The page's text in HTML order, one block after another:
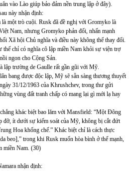
vào Lào giúp bảo đảm nền trung lập ở đây).
này nhận định:
một trò cuội. Rusk đã đề nghị với Gromyko là
Nam, nhưng Gromyko phản đối, nhấn mạnh
Xã hội Chủ nghĩa và điều này không thể thay đổi.
chỉ có nghĩa cô lập miền Nam khỏi sự viện trợ
ngon cho Cộng Sản.
lập trường de Gaulle rất gần gũi với Mỹ.
bang được độc lập, Mỹ sẽ sẵn sàng thương thuyết
31/12/1963 của Khrushchev, trong thư gửi
vùng đất tranh chấp có mang lại gì mới lạ hay
khác biệt bao lăm với Mansfield: “Một Đông
đỡ, ít dưới sự kiểm soát của Mỹ, không bị cắt đứt
Hoa khống chế.” Khác biệt chỉ là cách thực
beo],” trong khi Rusk muốn hòa bình ở thế mạnh,
miền Nam. (30)
nhận định: